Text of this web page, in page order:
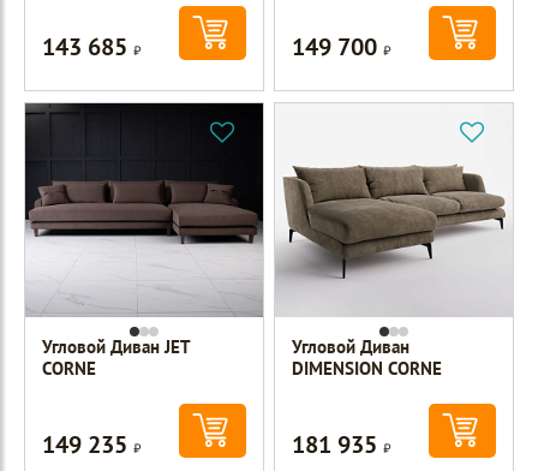
143 685Р 149 700Р
Угловой Диван JET
CORNE
149 235Р
Угловой Диван
DIMENSION CORNE
181 935Р